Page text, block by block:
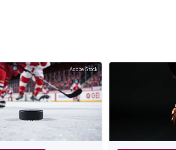
Adobe Stock